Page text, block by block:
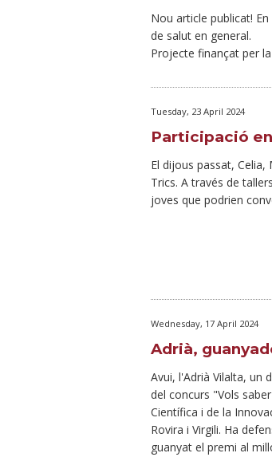
Nou article publicat!
de salut en general.
Projecte finançat per
Tuesday, 23 April 2024
Participació
El dijous passat,
Trics. A través de
joves que podrien
Wednesday, 17 April 2024
Adrià,
Avui, l'Adrià Vilalta, un
del concurs "Vols
Científica i de la
Rovira i Virgili. Ha
guanyat el premi al